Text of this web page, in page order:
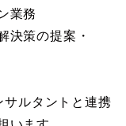
業務
決策の提案・
ルタントと連携